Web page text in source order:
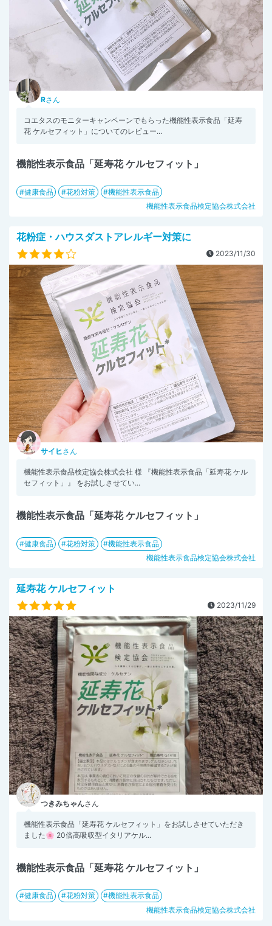
Rさん
コエタスのモニターキャンペーンでもらった機能性表示食品「延寿
花 ケルセフィット」についてのレビュー...
機能性表示食品「延寿花 ケルセフィット」
健康食品 花粉対策
機能性表示食品
機能性表示食品検定協会株式会社
花粉症・ハウスダストアレルギー対策に
2023/11/30
サイヒさん
機能性表示食品検定協会株式会社 様 『機能性表示食品「延寿花 ケル
セフィット」』 をお試しさせてい...
機能性表示食品「延寿花 ケルセフィット」
健康食品 花粉対策
機能性表示食品
機能性表示食品検定協会株式会社
延寿花 ケルセフィット
2023/11/29
つきみちゃんさん
機能性表示食品「延寿花 ケルセフィット」をお試しさせていただき
ました🌸 20倍高吸収型イタリアケル...
機能性表示食品「延寿花 ケルセフィット」
健康食品 花粉対策
機能性表示食品
機能性表示食品検定協会株式会社